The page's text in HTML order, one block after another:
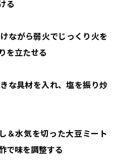
る
ながら弱火でじっくり火を
を立たせる
な具材を入れ、塩を振り炒
＆水気を切った大豆ミート
で味を調整する